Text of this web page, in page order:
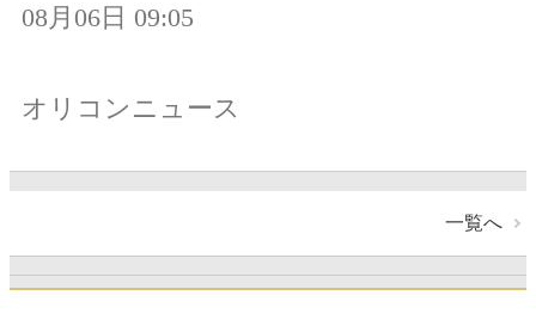
08月06日 09:05
オリコンニュース
一覧へ